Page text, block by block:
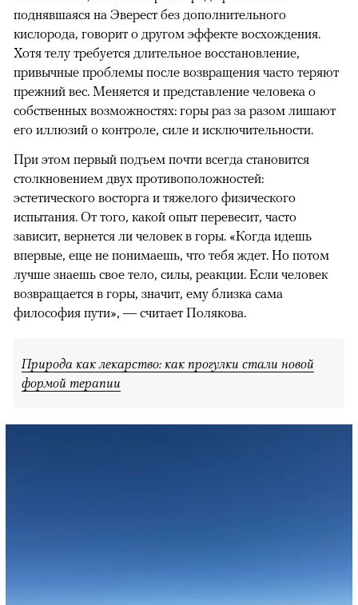
поднявшаяся на Эверест без дополнительного
кислорода, говорит о другом эффекте восхождения.
Хотя телу требуется длительное восстановление,
привычные проблемы после возвращения часто теряют
прежний вес. Меняется и представление человека о
собственных возможностях: горы раз за разом лишают
его иллюзий о контроле, силе и исключительности.
При этом первый подъем почти всегда становится
столкновением двух противоположностей:
эстетического восторга и тяжелого физического
испытания. От того, какой опыт перевесит, часто
зависит, вернется ли человек в горы. «Когда идешь
впервые, еще не понимаешь, что тебя ждет. Но потом
лучше знаешь свое тело, силы, реакции. Если человек
возвращается в горы, значит, ему близка сама
философия пути», — считает Полякова.
Природа как лекарство: как прогулки стали новой
формой терапии